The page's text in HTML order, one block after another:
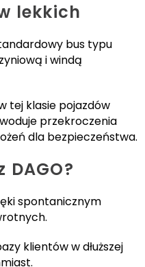
lekkich
bus typu
i windą
tej klasie pojazdów
przekroczenia
dla bezpieczeństwa.
spontanicznym
klientów w dłuższej